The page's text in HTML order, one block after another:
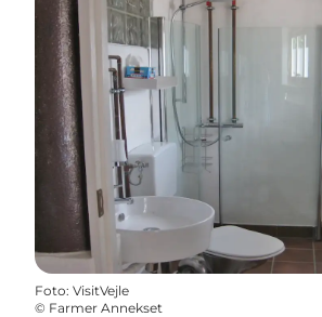
Foto: VisitVejle
© Farmer Annekset